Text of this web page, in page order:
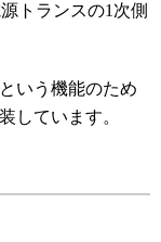
トランスの1次側
いう機能のため
しています。